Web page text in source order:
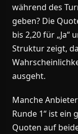
während des
geben? Die
bis 2,20 für „Ja“
Struktur zeigt,
ausgeht.
Manche
Runde 1“ ist
Quoten auf